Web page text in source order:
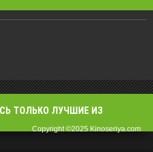
ТОЛЬКО ЛУЧШИЕ ИЗ
Copyright ©2025 Kinoseriya.com